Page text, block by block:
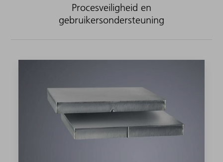
Procesveiligheid en
gebruikersondersteuning